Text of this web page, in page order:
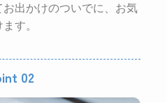
出かけのついでに、お気
す。
02